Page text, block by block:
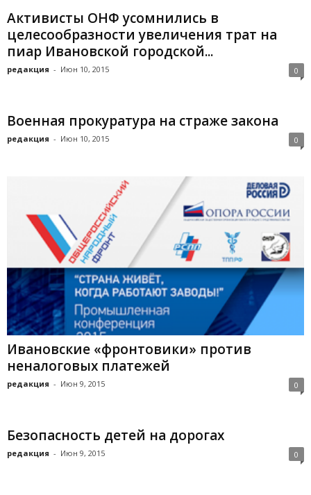
Активисты ОНФ усомнились в
целесообразности увеличения трат на
пиар Ивановской городской...
редакция - Июн 10, 2015 0
Военная прокуратура на страже закона
редакция - Июн 10, 2015 0
Ивановские «фронтовики» против
неналоговых платежей
редакция - Июн 9, 2015 0
Безопасность детей на дорогах
редакция - Июн 9, 2015 0